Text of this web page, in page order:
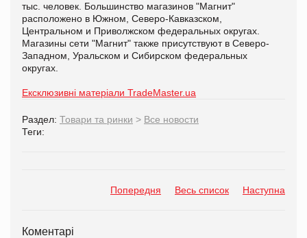
тыс. человек. Большинство магазинов "Магнит"
расположено в Южном, Северо-Кавказском,
Центральном и Приволжском федеральных округах.
Магазины сети "Магнит" также присутствуют в Северо-
Западном, Уральском и Сибирском федеральных
округах.
Ексклюзивні матеріали TradeMaster.ua
Раздел: Товари та ринки > Все новости
Теги:
Попередня Весь список Наступна
Коментарі